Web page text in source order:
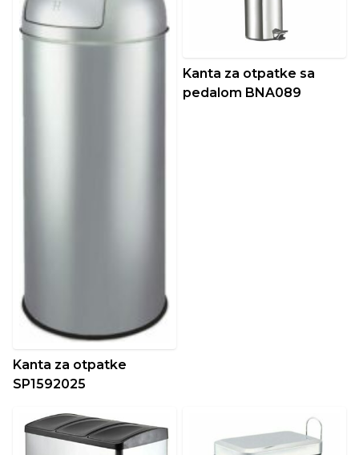
Kanta za otpatke
SP1592025
Kanta za otpatke sa
pedalom BNA089